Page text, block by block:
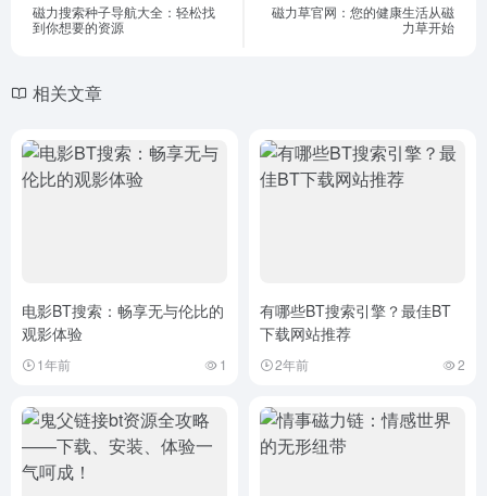
磁力搜索种子导航大全：轻松找
到你想要的资源
磁力草官网：您的健康生活从磁
力草开始
相关文章
电影BT搜索：畅享无与伦比的
观影体验
1年前 1
有哪些BT搜索引擎？最佳BT
下载网站推荐
2年前 2